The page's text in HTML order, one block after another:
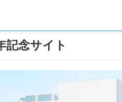
20周年